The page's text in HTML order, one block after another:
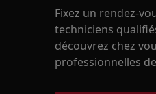
Fixez un rendez-
techniciens
découvrez chez
professionnelles